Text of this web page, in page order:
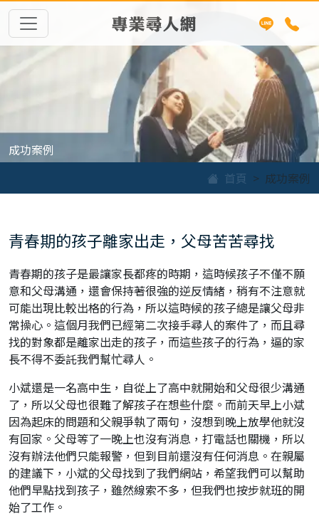
專業尋人網
成功案例
首頁
成功案例
青春期的孩子離家出走，父母苦苦尋找
青春期的孩子是最讓家長都疼的時期，這時候孩子不僅不願
意和父母溝通，還會保持著很強的逆反情緒，稍有不注意就
可能出現比較出格的行為，所以這時候的孩子總是讓父母非
常操心。這個月我們已經第二次接手尋人的案件了，而且尋
找的對象都是離家出走的孩子，而這些孩子的行為，逼的家
長不得不委託我們幫忙尋人。
小斌還是一名高中生，自從上了高中就開始和父母很少溝通
了，所以父母也很難了解孩子在想些什麼。而前天早上小斌
因為起床的問題和父親爭執了兩句，沒想到晚上放學他就沒
有回家。父母等了一晚上也沒有消息，打電話也關機，所以
沒有辦法他們只能報警，但到目前還沒有任何消息。在親屬
的建議下，小斌的父母找到了我們網站，希望我們可以幫助
他們早點找到孩子，雖然線索不多，但我們也按步就班的開
始了工作。